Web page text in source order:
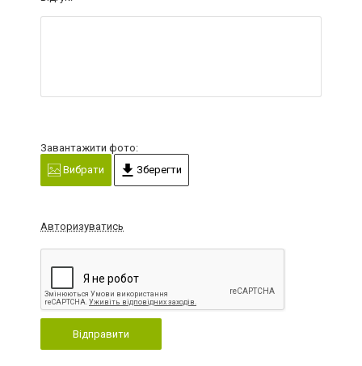
Завантажити фото:
Вибрати
Зберегти
Авторизуватись
Відправити